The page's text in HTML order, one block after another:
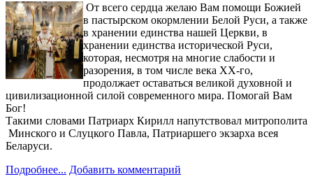
От всего сердца желаю Вам помощи Божией
в пастырском окормлении Белой Руси, а также
в хранении единства нашей Церкви, в
хранении единства исторической Руси,
которая, несмотря на многие слабости и
разорения, в том числе века ХХ-го,
продолжает оставаться великой духовной и
цивилизационной силой современного мира. Помогай Вам
Бог!
Такими словами Патриарх Кирилл напутствовал митрополита
Минского и Слуцкого Павла, Патриаршего экзарха всея
Беларуси.
Подробнее... Добавить комментарий